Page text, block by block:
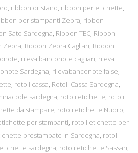
, ribbon oristano, ribbon per etichette,
per stampanti Zebra, ribbon
Sato Sardegna, Ribbon TEC, Ribbon
Zebra, Ribbon Zebra Cagliari, Ribbon
, rileva banconote cagliari, rileva
Sardegna, rilevabanconote false,
, rotoli cassa, Rotoli Cassa Sardegna,
sardegna, rotoli etichette, rotoli
da stampare, rotoli etichette Nuoro,
per stampanti, rotoli etichette per
prestampate in Sardegna, rotoli
sardegna, rotoli etichette Sassari,